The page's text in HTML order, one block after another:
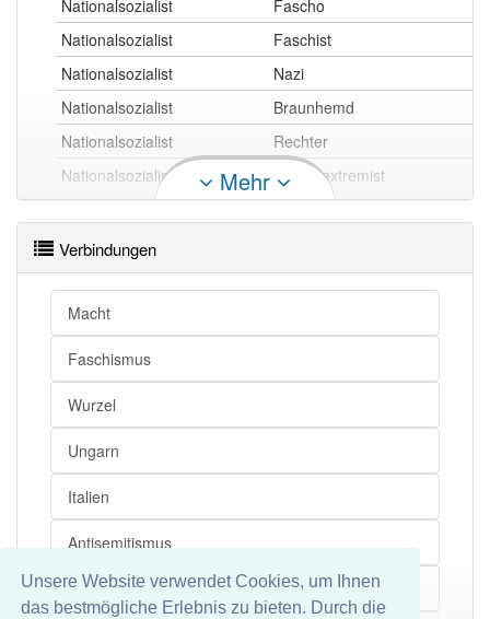
Unsere Website verwendet Cookies, um Ihnen
das bestmögliche Erlebnis zu bieten. Durch die
Nationalsozialist
Fascho
Nationalsozialist
Faschist
Nationalsozialist
Nazi
Nationalsozialist
Braunhemd
Nationalsozialist
Rechter
Nationalsozialist
Rechtsextremist
Nationalsozialist openthesaurus
Mehr
Verbindungen
Macht
Faschismus
Wurzel
Ungarn
Italien
Antisemitismus
Ideologie